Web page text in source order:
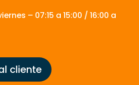
– 07:15 a 15:00 / 16:00 a
cliente